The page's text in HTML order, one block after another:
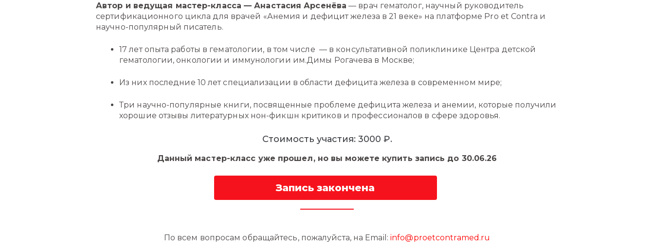
Автор и ведущая мастер-класса — Анастасия Арсенёва — врач гематолог, научный руководитель
сертификационного цикла для врачей «Анемия и дефицит железа в 21 веке» на платформе Pro et Contra и
научно-популярный писатель.
17 лет опыта работы в гематологии, в том числе — в консультативной поликлинике Центра детской
гематологии, онкологии и иммунологии им.Димы Рогачева в Москве;
Из них последние 10 лет специализации в области дефицита железа в современном мире;
Три научно-популярные книги, посвященные проблеме дефицита железа и анемии, которые получили
хорошие отзывы литературных нон-фикшн критиков и профессионалов в сфере здоровья.
Стоимость участия: 3000 ₽.
Данный мастер-класс уже прошел, но вы можете купить запись до 30.06.26
Запись закончена
По всем вопросам обращайтесь, пожалуйста, на Email: info@proetcontramed.ru